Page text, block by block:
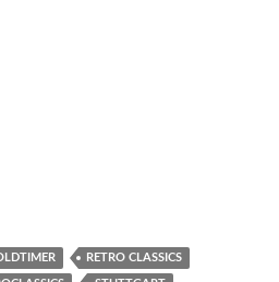
RETRO CLASSICS